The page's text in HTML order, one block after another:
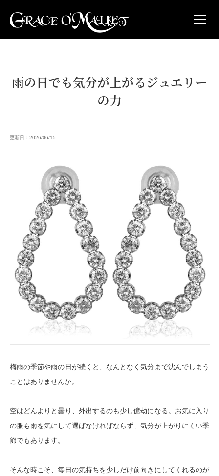
雨の日でも気分が上がるジュエリー
の力
更新日：2026/06/15
梅雨の季節や雨の日が続くと、なんとなく気分まで沈んでしまう
ことはありませんか。
空はどんよりと曇り、外出するのも少し億劫になる。お気に入り
の服も雨を気にして選ばなければならず、気分が上がりにくい季
節でもあります。
そんな時こそ、毎日の気持ちを少しだけ前向きにしてくれるのが